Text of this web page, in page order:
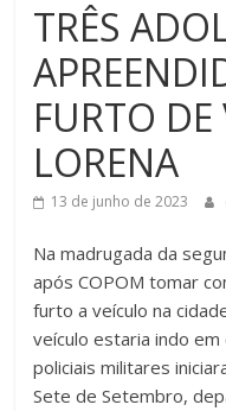
TRÊS
FURTO
LORENA
13 de junho de 2023
Na madrugada da
após COPOM tomar
furto a veículo na
veículo estaria indo
policiais militares
Sete de Setembro,